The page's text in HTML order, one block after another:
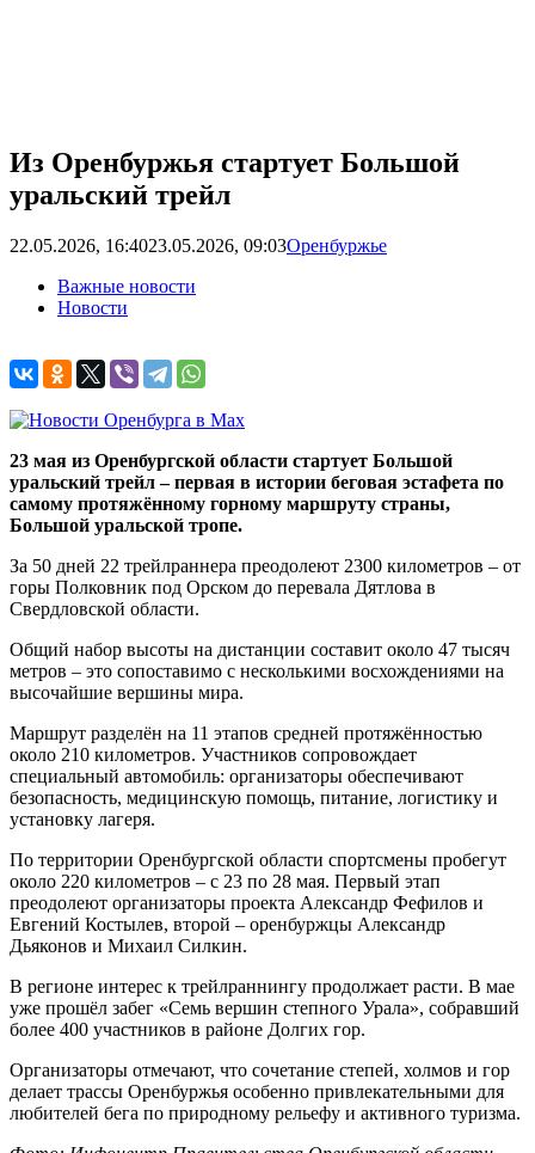
Из Оренбуржья стартует Большой
уральский трейл
22.05.2026, 16:4023.05.2026, 09:03Оренбуржье
Важные новости
Новости
23 мая из Оренбургской области стартует Большой
уральский трейл – первая в истории беговая эстафета по
самому протяжённому горному маршруту страны,
Большой уральской тропе.
За 50 дней 22 трейлраннера преодолеют 2300 километров – от
горы Полковник под Орском до перевала Дятлова в
Свердловской области.
Общий набор высоты на дистанции составит около 47 тысяч
метров – это сопоставимо с несколькими восхождениями на
высочайшие вершины мира.
Маршрут разделён на 11 этапов средней протяжённостью
около 210 километров. Участников сопровождает
специальный автомобиль: организаторы обеспечивают
безопасность, медицинскую помощь, питание, логистику и
установку лагеря.
По территории Оренбургской области спортсмены пробегут
около 220 километров – с 23 по 28 мая. Первый этап
преодолеют организаторы проекта Александр Фефилов и
Евгений Костылев, второй – оренбуржцы Александр
Дьяконов и Михаил Силкин.
В регионе интерес к трейлраннингу продолжает расти. В мае
уже прошёл забег «Семь вершин степного Урала», собравший
более 400 участников в районе Долгих гор.
Организаторы отмечают, что сочетание степей, холмов и гор
делает трассы Оренбуржья особенно привлекательными для
любителей бега по природному рельефу и активного туризма.